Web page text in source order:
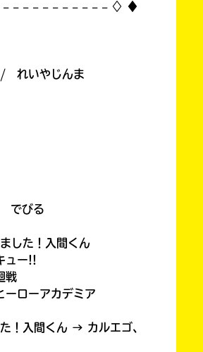
𓐄 𓐄 𓐄 𓐄 𓐄 𓐄 𓐄 𓐄 𓐄 ♢ ♦︎
れいやじんま
びる
した！入間くん
ー!!
アカデミア
！入間くん → カルエゴ、